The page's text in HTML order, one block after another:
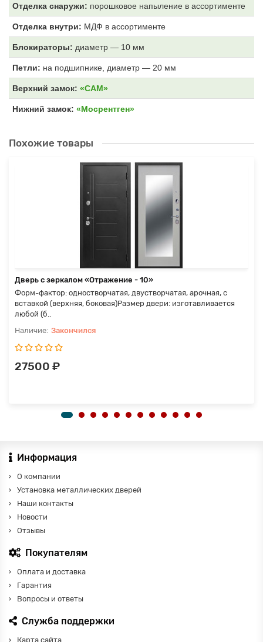
Отделка снаружи: порошковое напыление в ассортименте
Отделка внутри: МДФ в ассортименте
Блокираторы: диаметр — 10 мм
Петли: на подшипнике, диаметр — 20 мм
Верхний замок: «САМ»
Нижний замок: «Мосрентген»
Похожие товары
Дверь с зеркалом «Отражение - 10»
Форм-фактор: одностворчатая, двустворчатая, арочная, с
вставкой (верхняя, боковая)Размер двери: изготавливается
любой (б..
Закончился
27500 ₽
Информация
О компании
Установка металлических дверей
Наши контакты
Новости
Отзывы
Покупателям
Оплата и доставка
Гарантия
Вопросы и ответы
Служба поддержки
Карта сайта